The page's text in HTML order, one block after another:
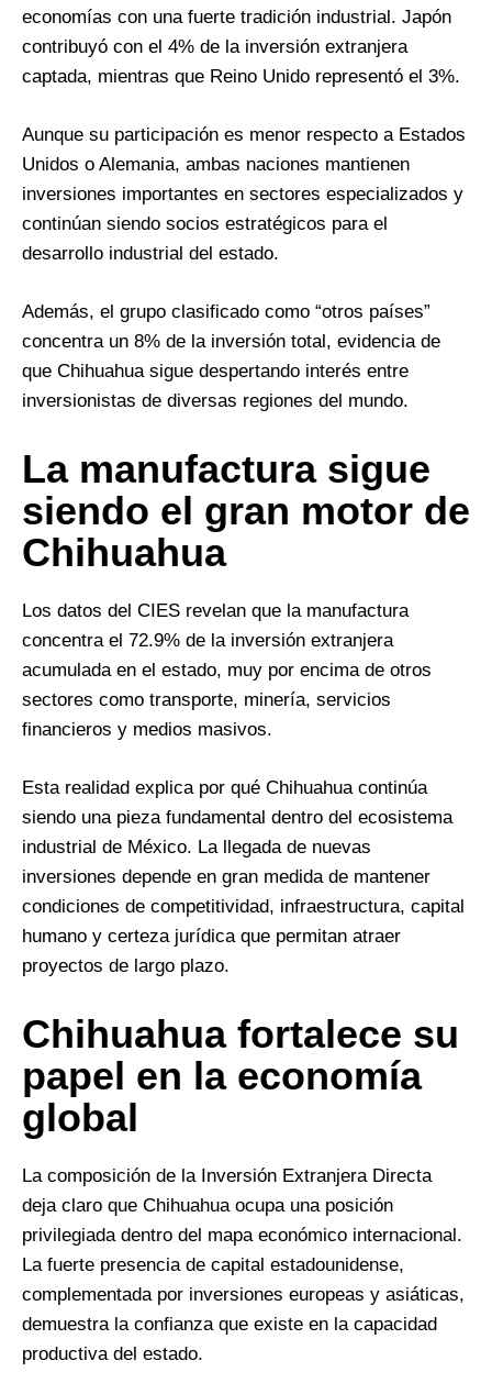
economías con una fuerte tradición industrial. Japón
contribuyó con el 4% de la inversión extranjera
captada, mientras que Reino Unido representó el 3%.
Aunque su participación es menor respecto a Estados
Unidos o Alemania, ambas naciones mantienen
inversiones importantes en sectores especializados y
continúan siendo socios estratégicos para el
desarrollo industrial del estado.
Además, el grupo clasificado como “otros países”
concentra un 8% de la inversión total, evidencia de
que Chihuahua sigue despertando interés entre
inversionistas de diversas regiones del mundo.
La manufactura sigue
siendo el gran motor de
Chihuahua
Los datos del CIES revelan que la manufactura
concentra el 72.9% de la inversión extranjera
acumulada en el estado, muy por encima de otros
sectores como transporte, minería, servicios
financieros y medios masivos.
Esta realidad explica por qué Chihuahua continúa
siendo una pieza fundamental dentro del ecosistema
industrial de México. La llegada de nuevas
inversiones depende en gran medida de mantener
condiciones de competitividad, infraestructura, capital
humano y certeza jurídica que permitan atraer
proyectos de largo plazo.
Chihuahua fortalece su
papel en la economía
global
La composición de la Inversión Extranjera Directa
deja claro que Chihuahua ocupa una posición
privilegiada dentro del mapa económico internacional.
La fuerte presencia de capital estadounidense,
complementada por inversiones europeas y asiáticas,
demuestra la confianza que existe en la capacidad
productiva del estado.